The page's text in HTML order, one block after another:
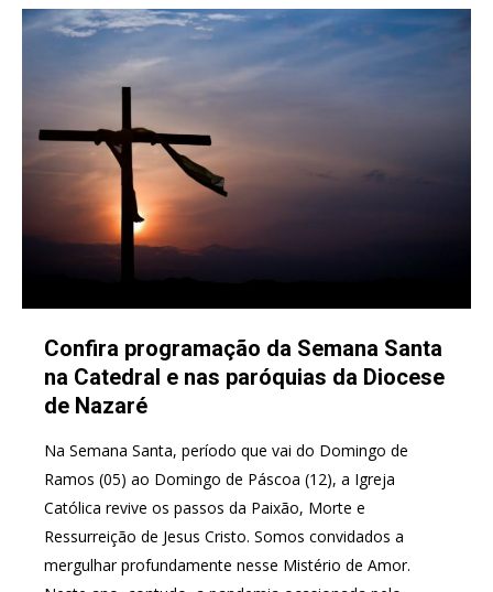
Confira programação da Semana Santa
na Catedral e nas paróquias da Diocese
de Nazaré
Na Semana Santa, período que vai do Domingo de
Ramos (05) ao Domingo de Páscoa (12), a Igreja
Católica revive os passos da Paixão, Morte e
Ressurreição de Jesus Cristo. Somos convidados a
mergulhar profundamente nesse Mistério de Amor.